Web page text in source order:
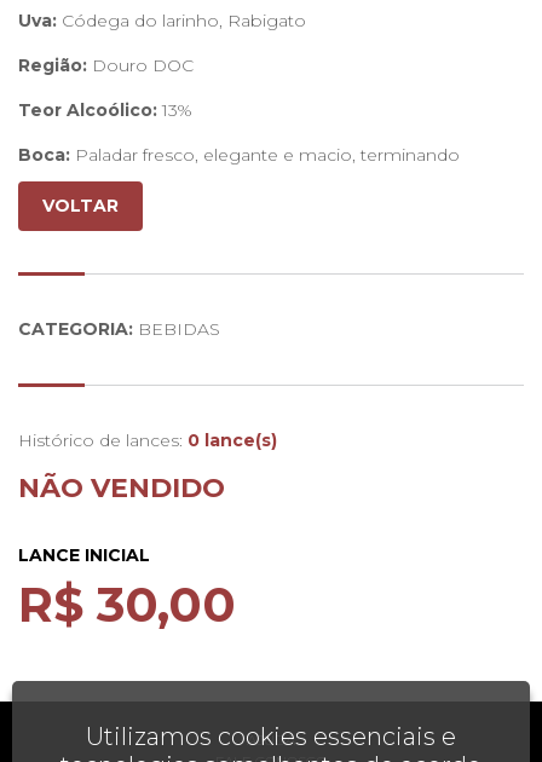
Uva: Códega do larinho, Rabigato
Região: Douro DOC
Teor Alcoólico:13%
Boca: Paladar fresco, elegante e macio, terminando
equilibrado e persistente
Nariz:
Aroma frutado, notas de fruta de polpa branca, com
VOLTAR
CATEGORIA: BEBIDAS
Histórico de lances: 0 lance(s)
NÃO VENDIDO
LANCE INICIAL
R$ 30,00
AJUDA
Utilizamos cookies essenciais e